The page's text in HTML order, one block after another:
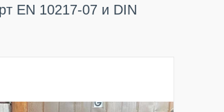
EN 10217-07 и DIN